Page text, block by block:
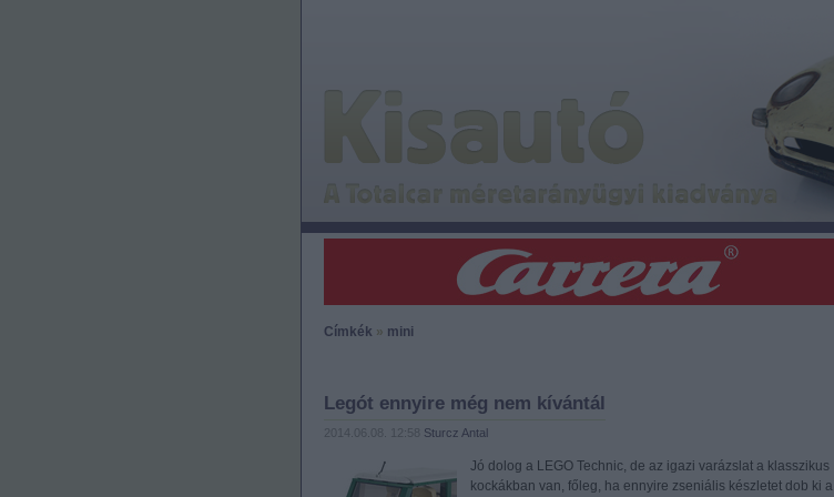
Címkék » mini
Legót ennyire még nem kívántál
2014.06.08. 12:58 Sturcz Antal
Jó dolog a LEGO Technic, de az igazi varázslat a klasszikus
kockákban van, főleg, ha ennyire zseniális készletet dob ki a